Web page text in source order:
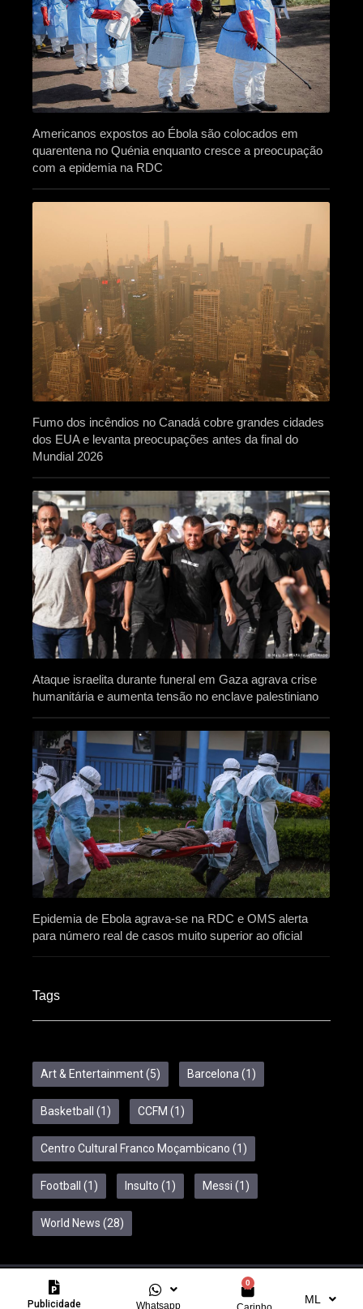
Publicidade Whatsapp
0
ML
Americanos expostos ao Ébola são colocados em
quarentena no Quénia enquanto cresce a preocupação
com a epidemia na RDC
Fumo dos incêndios no Canadá cobre grandes cidades
dos EUA e levanta preocupações antes da final do
Mundial 2026
Ataque israelita durante funeral em Gaza agrava crise
humanitária e aumenta tensão no enclave palestiniano
Epidemia de Ebola agrava-se na RDC e OMS alerta
para número real de casos muito superior ao oficial
Tags
Art & Entertainment(5) Barcelona(1)
Basketball (1) CCFM (1)
Centro Cultural Franco Moçambicano (1)
Football (1) Insulto (1) Messi (1)
World News (28)
Copyright © 2024 Feelcom. All Rights Reserved.